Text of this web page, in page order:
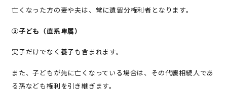
亡くなった方の妻や夫は、常に遺留分権利者となります。
②子ども（直系卑属）
実子だけでなく養子も含まれます。
また、子どもが先に亡くなっている場合は、その代襲相続人であ
る孫なども権利を引き継ぎます。